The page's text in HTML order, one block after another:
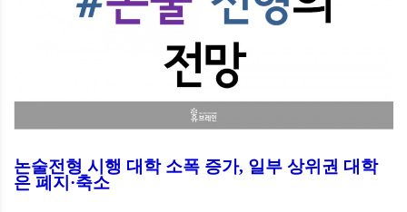
논술전형 시행 대학 소폭 증가, 일부 상위권 대학
은 폐지 ·축소